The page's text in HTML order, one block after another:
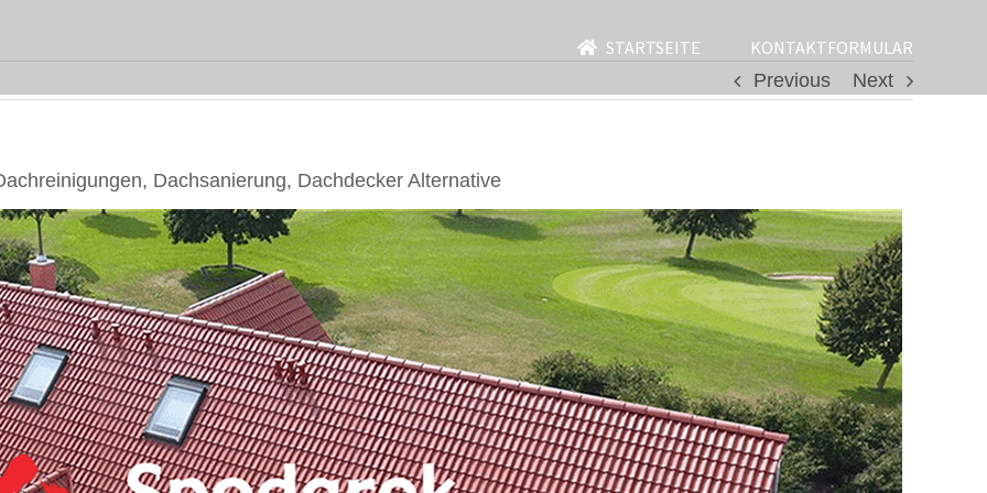
STARTSEITE
KONTAKTFORMULAR
Previous
Next
Dachsanierung, Dachdecker Alternative